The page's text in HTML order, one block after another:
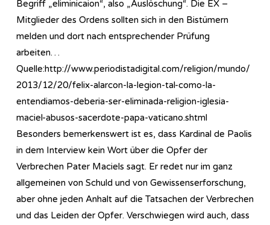
Begriff „eliminicaion“, also „Auslöschung“. Die EX –
Mitglieder des Ordens sollten sich in den Bistümern
melden und dort nach entsprechender Prüfung
arbeiten…
Quelle:http://www.periodistadigital.com/religion/mundo/
2013/12/20/felix-alarcon-la-legion-tal-como-la-
entendiamos-deberia-ser-eliminada-religion-iglesia-
maciel-abusos-sacerdote-papa-vaticano.shtml
Besonders bemerkenswert ist es, dass Kardinal de Paolis
in dem Interview kein Wort über die Opfer der
Verbrechen Pater Maciels sagt. Er redet nur im ganz
allgemeinen von Schuld und von Gewissenserforschung,
aber ohne jeden Anhalt auf die Tatsachen der Verbrechen
und das Leiden der Opfer. Verschwiegen wird auch, dass